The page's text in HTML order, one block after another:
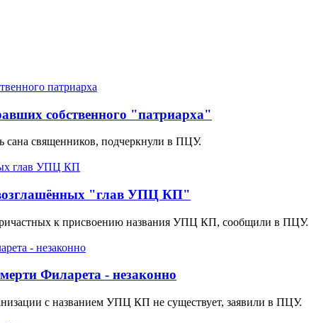
собственного "патриарха"
священников, подчеркнули в ПЦУ.
"глав УПЦ КП"
к присвоению названия УПЦ КП, сообщили в ПЦУ.
Филарета - незаконно
с названием УПЦ КП не существует, заявили в ПЦУ.